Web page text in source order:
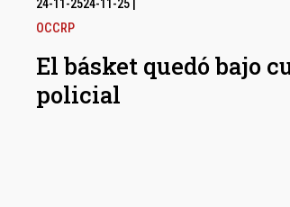
24-11-2524-11-25|
OCCRP
El básket quedó bajo
policial